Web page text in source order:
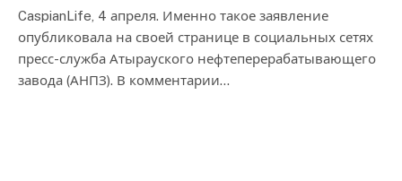
CaspianLife, 4 апреля. Именно такое заявление
опубликовала на своей странице в социальных сетях
пресс-служба Атырауского нефтеперерабатывающего
завода (АНПЗ). В комментарии…